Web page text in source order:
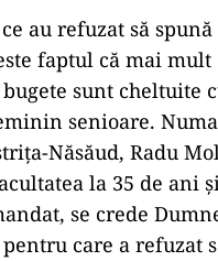
au refuzat să
faptul că mai mult
sunt cheltuite
senioare.
Năsăud, Radu
la 35 de ani
se crede
care a refuzat